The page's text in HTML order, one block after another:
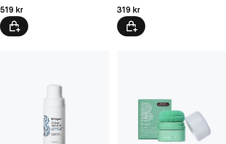
Pris: 519 kr
519 kr Pris: 319 kr
319 kr